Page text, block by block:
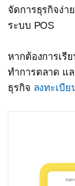
จัดการธุรกิจง่า
ระบบ POS
หากต้องการเรี
ทำการตลาด แ
ธุรกิจ ลงทะเบีย